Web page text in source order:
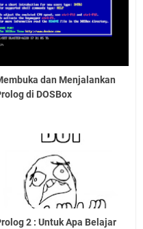
dan Menjalankan
di DOSBox
2 : Untuk Apa Belajar